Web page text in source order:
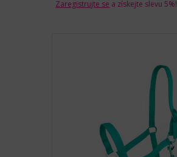
Zaregistrujte se a získejte slevu 5%!